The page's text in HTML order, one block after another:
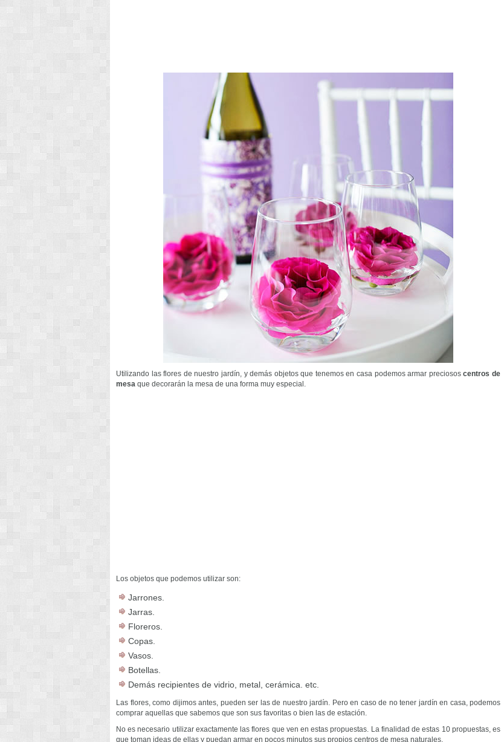
Utilizando las flores de nuestro jardín, y demás objetos que tenemos en casa podemos armar preciososcentros de
mesa que decorarán la mesa de una forma muy especial.
Los objetos que podemos utilizar son:
Jarrones.
Jarras.
Floreros.
Copas.
Vasos.
Botellas.
Demás recipientes de vidrio, metal, cerámica. etc.
Las flores, como dijimos antes, pueden ser las de nuestro jardín. Pero en caso de no tener jardín en casa, podemos
comprar aquellas que sabemos que son sus favoritas o bien las de estación.
No es necesario utilizar exactamente las flores que ven en estas propuestas. La finalidad de estas 10 propuestas, es
que toman ideas de ellas y puedan armar en pocos minutos sus propios centros de mesa naturales.